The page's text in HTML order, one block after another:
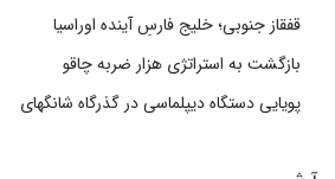
قفقاز جنوبی؛ خلیج فارسِ آینده اوراسیا
بازگشت به استراتژی هزار ضربه چاقو
پویایی دستگاه دیپلماسی در گذرگاه شانگهای